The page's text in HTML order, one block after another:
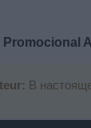
Promocional
В